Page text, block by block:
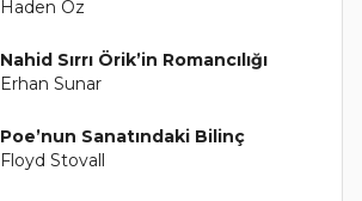
Haden Öz
Nahid Sırrı Örik’in Romancılığı
Erhan Sunar
Poe’nun Sanatındaki Bilinç
Floyd Stovall